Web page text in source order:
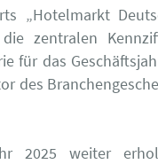
„Hotelmarkt
zentralen
für das
des
2025 weiter